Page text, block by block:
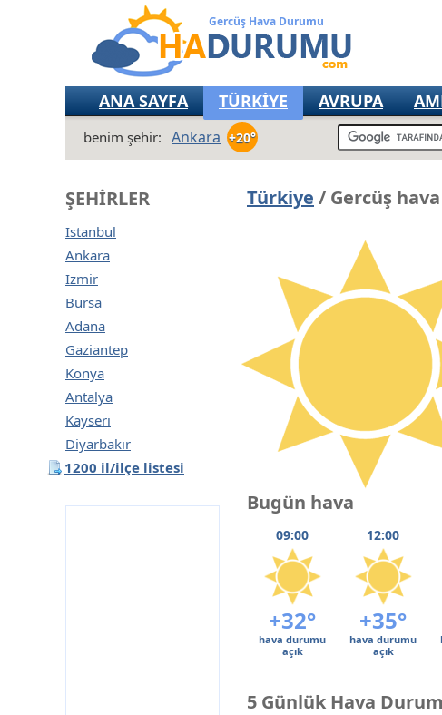
Gercüş Hava Durumu
ANA SAYFA TÜRKİYE AVRUPA
benim şehir: Ankara +20°
ŞEHIRLER
Istanbul
Ankara
Izmir
Bursa
Adana
Gaziantep
Konya
Antalya
Kayseri
Diyarbakır
1200 il/ilçe listesi
Türkiye / Gercüş
Bugün hava
09:00 12:00
+32° +35°
hava durumu
açık
hava durumu
açık
5 Günlük Hava